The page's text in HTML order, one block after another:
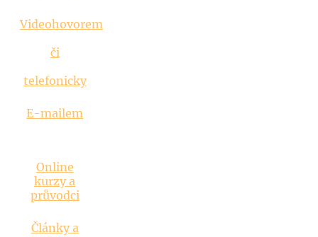
Videohovorem
či
telefonicky
E-mailem
Online
kurzy a
průvodci
Články a